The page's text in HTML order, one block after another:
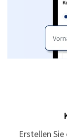
Erstellen